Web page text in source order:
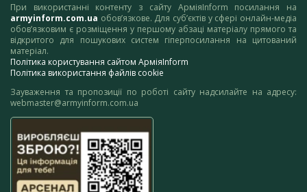
При використанні контенту з сайту АрміяInform посилання на
armyinform.com.ua обов’язкове. Для суб’єктів у сфері онлайн-медіа
обов’язковим є розміщення у першому абзаці матеріалу прямого та
відкритого для пошукових систем гіперпосилання на цитований
матеріал.
Політика користування сайтом АрміяInform
Політика використання файлів cookie
Зауваження та пропозиції по роботі сайту надсилайте на адресу:
webmaster@armyinform.com.ua